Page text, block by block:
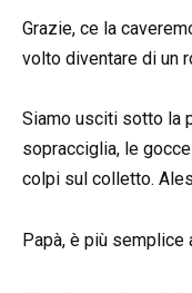
Grazie, ce la
volto diventare di un
Siamo usciti sotto la
sopracciglia, le
colpi sul colletto.
Papà, è più semplice